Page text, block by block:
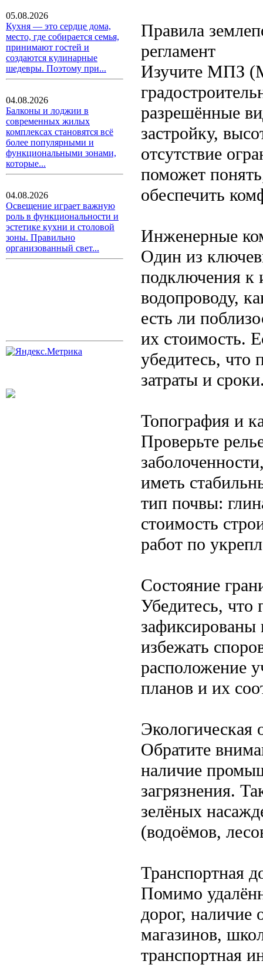
05.08.2026
Кухня — это сердце дома,
место, где собирается семья,
принимают гостей и
создаются кулинарные
шедевры. Поэтому при...
04.08.2026
Балконы и лоджии в
современных жилых
комплексах становятся всё
более популярными и
функциональными зонами,
которые...
04.08.2026
Освещение играет важную
роль в функциональности и
эстетике кухни и столовой
зоны. Правильно
организованный свет...
Правила
регламент
Изучите МПЗ
разрешённые
застройку,
отсутствие
поможет
обеспечить
Инженерные
Один из
подключения
водопроводу,
есть ли
их стоимость.
убедитесь, что
затраты и
Топография и
Проверьте
иметь
тип почвы:
стоимость
работ по
Состояние
Убедитесь, что
зафиксированы
избежать
расположение
планов и их
Экологическая
Обратите
наличие
загрязнения.
зелёных
(водоёмов,
Транспортная
Помимо
дорог, наличие
магазинов,
транспортная